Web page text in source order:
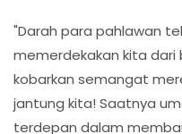
"Darah para pahlawan
memerdekakan kita dari
kobarkan semangat
jantung kita! Saatnya
terdepan dalam